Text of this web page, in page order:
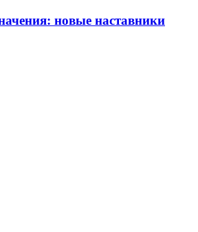
новые наставники